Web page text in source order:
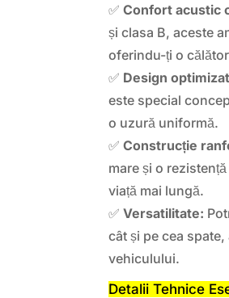
✅Confort acustic
și clasa B, aceste
oferindu-ți o
✅ Design
este special
o uzură uniformă.
✅Construcție
mare și o
viață mai lungă.
✅Versatilitate:
cât și pe cea
vehiculului.
Detalii Tehnice